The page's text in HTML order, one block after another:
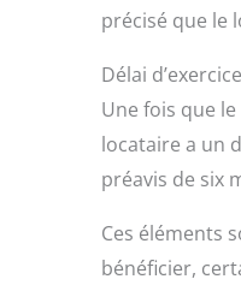
précisé que le
Délai d’exercice
Une fois que
locataire a un
préavis de six
Ces éléments
bénéficier,